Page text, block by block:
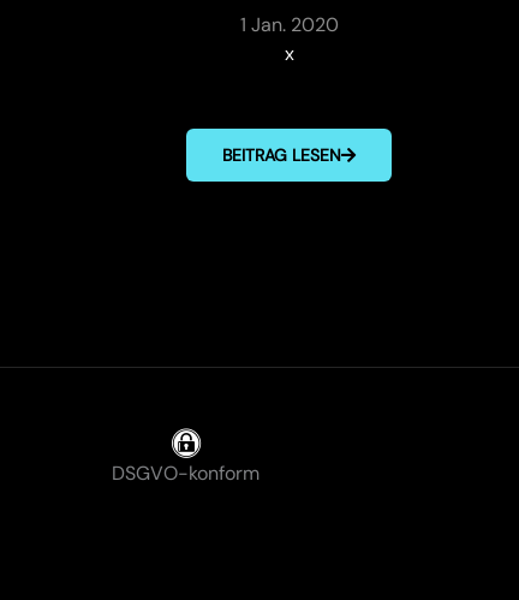
1 Jan. 2020
x
BEITRAG LESEN
DSGVO-konform